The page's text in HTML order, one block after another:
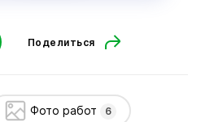
Поделиться
Фото работ 6